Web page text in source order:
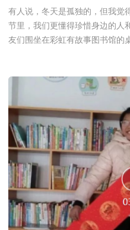
有人说，冬天是孤独的，但我觉
节里，我们更懂得珍惜身边的人
友们围坐在彩虹有故事图书馆的